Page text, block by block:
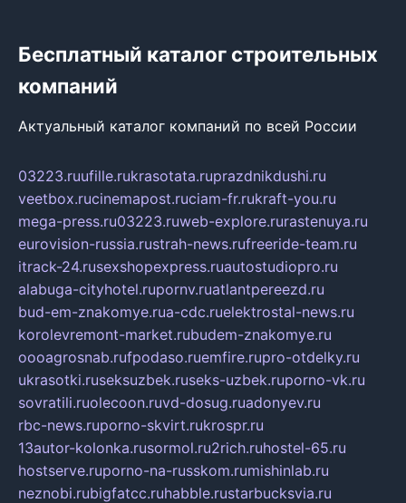
Бесплатный каталог строительных
компаний
Актуальный каталог компаний по всей России
03223.ruufille.rukrasotata.ruprazdnikdushi.ru
veetbox.rucinemapost.ruciam-fr.rukraft-you.ru
mega-press.ru03223.ruweb-explore.rurastenuya.ru
eurovision-russia.rustrah-news.rufreeride-team.ru
itrack-24.rusexshopexpress.ruautostudiopro.ru
alabuga-cityhotel.rupornv.ruatlantpereezd.ru
bud-em-znakomye.rua-cdc.ruelektrostal-news.ru
korolevremont-market.rubudem-znakomye.ru
oooagrosnab.rufpodaso.ruemfire.rupro-otdelky.ru
ukrasotki.ruseksuzbek.ruseks-uzbek.ruporno-vk.ru
sovratili.ruolecoon.ruvd-dosug.ruadonyev.ru
rbc-news.ruporno-skvirt.rukrospr.ru
13autor-kolonka.rusormol.ru2rich.ruhostel-65.ru
hostserve.ruporno-na-russkom.rumishinlab.ru
neznobi.rubigfatcc.ruhabble.rustarbucksvia.ru